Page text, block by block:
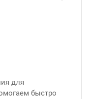
для
быстро